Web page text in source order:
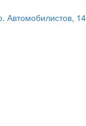
Автомобилистов, 14